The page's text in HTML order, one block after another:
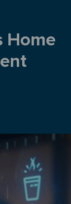
Home